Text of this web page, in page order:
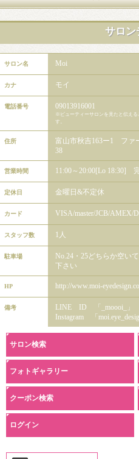
サロン
サロン名 Moi
カナ モイ
電話番号 09013916001
※ビューティーサロンを見たと伝える
す。
住所
富山市秋吉163ー1 フ
38
営業時間 11:00～20:00[Lo 18:30]
定休日 金曜日&不定休
カード VISA/master/JCB/AMEX/
スタッフ数 1人
駐車場
No.24・25どちらか空い
下さい
HP http://www.moi-
備考
LINE ID 「_moooi_」
Instagram 「
サロン検索
フォトギャラリー
クーポン検索
ログイン